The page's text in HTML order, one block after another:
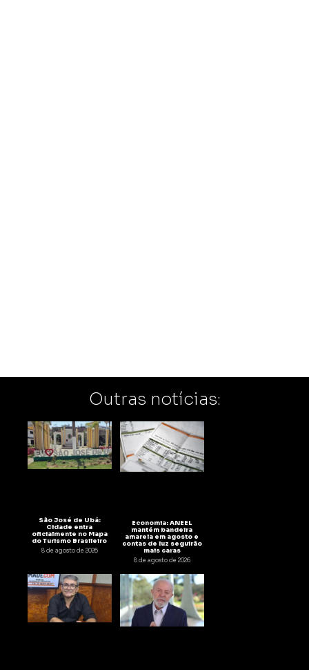
Outras notícias:
São José de Ubá:
Cidade entra
oficialmente no Mapa
do Turismo Brasileiro
8 de agosto de 2026
Economia: ANEEL
mantém bandeira
amarela em agosto e
contas de luz seguirão
mais caras
8 de agosto de 2026